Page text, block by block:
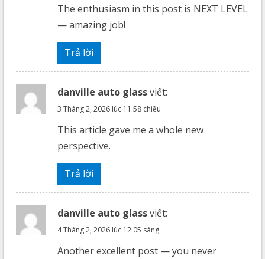
The enthusiasm in this post is NEXT LEVEL
— amazing job!
Trả lời
danville auto glassviết:
3 Tháng 2, 2026 lúc 11:58 chiều
This article gave me a whole new
perspective.
Trả lời
danville auto glassviết:
4 Tháng 2, 2026 lúc 12:05 sáng
Another excellent post — you never